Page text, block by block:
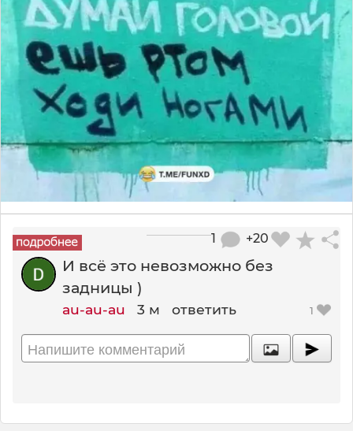
+20
1
И всё это невозможно без
задницы )
au-au-au 3 м ответить 1